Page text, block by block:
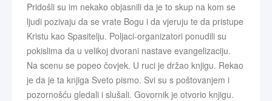
Pridošli su im nekako objasnili da je to skup na kom se
ljudi pozivaju da se vrate Bogu i da vjeruju te da pristupe
Kristu kao Spasitelju. Poljaci-organizatori ponudili su
pokislima da u velikoj dvorani nastave evangelizaciju.
Na scenu se popeo čovjek. U ruci je držao knjigu. Rekao
je da je ta knjiga Sveto pismo. Svi su s poštovanjem i
pozornošću gledali i slušali. Govornik je otvorio knjigu.